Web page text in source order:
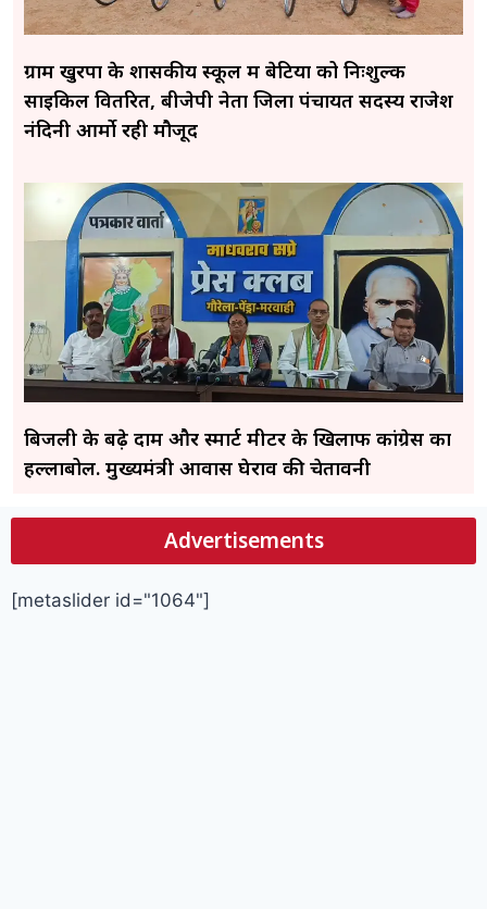
ग्राम खुरपा के शासकीय स्कूल में बेटियों को निःशुल्क
साइकिल वितरित, बीजेपी नेता जिला पंचायत सदस्य राजेश
नंदिनी आर्मो रही मौजूद
बिजली के बढ़े दाम और स्मार्ट मीटर के खिलाफ कांग्रेस का
हल्लाबोल. मुख्यमंत्री आवास घेराव की चेतावनी
Advertisements
[metaslider id="1064"]